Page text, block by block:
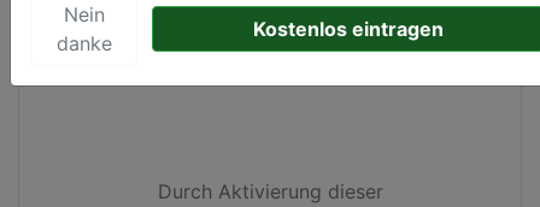
KartenansichtTraberweg 2inHamburg
Durch Aktivierung dieser
Nein
danke
Kostenlos eintragen